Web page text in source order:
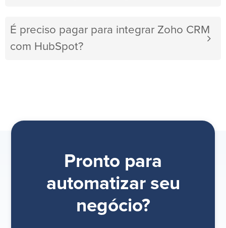
É preciso pagar para integrar Zoho CRM
com HubSpot?
Pronto para
automatizar seu
negócio?